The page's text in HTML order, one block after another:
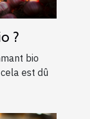
?
bio
est dû